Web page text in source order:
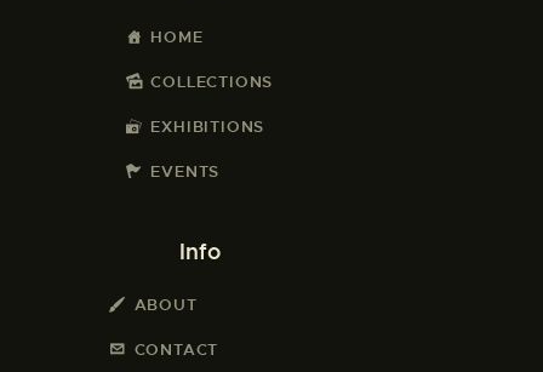
HOME
COLLECTIONS
EXHIBITIONS
EVENTS
Info
ABOUT
CONTACT